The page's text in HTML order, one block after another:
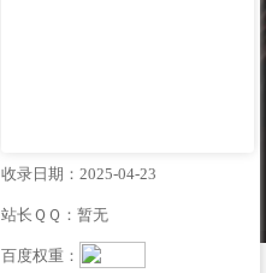
收录日期：2025-04-23
站长ＱＱ：暂无
百度权重：